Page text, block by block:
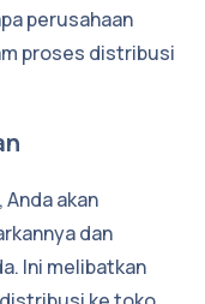
perusahaan
proses distribusi
akan
dan
Ini melibatkan